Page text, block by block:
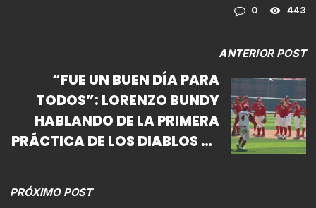
0 443
ANTERIOR POST
“FUE UN BUEN DÍA PARA
TODOS”: LORENZO BUNDY
HABLANDO DE LA PRIMERA
PRÁCTICA DE LOS DIABLOS EN
PRÓXIMO POST